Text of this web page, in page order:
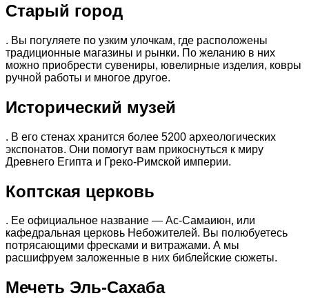
Старый город
. Вы погуляете по узким улочкам, где расположены
традиционные магазины и рынки. По желанию в них
можно приобрести сувениры, ювелирные изделия, ковры
ручной работы и многое другое.
Исторический музей
. В его стенах хранится более 5200 археологических
экспонатов. Они помогут вам прикоснуться к миру
Древнего Египта и Греко-Римской империи.
Коптская церковь
. Ее официальное название — Ас-Самаиюн, или
кафедральная церковь Небожителей. Вы полюбуетесь
потрясающими фресками и витражами. А мы
расшифруем заложенные в них библейские сюжеты.
Мечеть Эль-Сахаба